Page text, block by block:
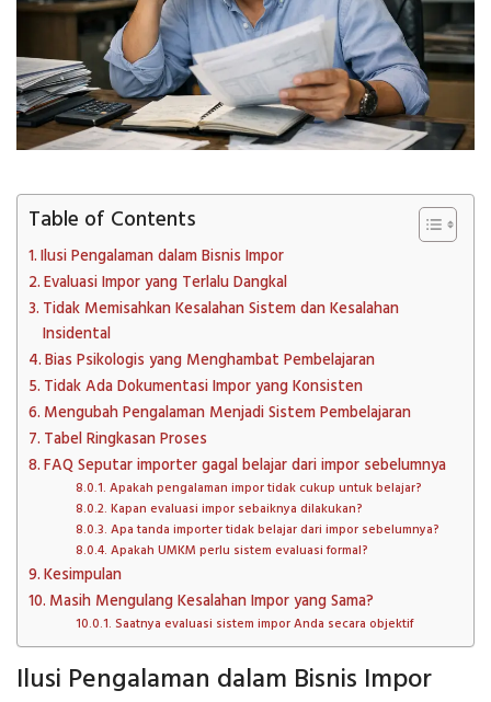
Table of Contents
Ilusi Pengalaman dalam Bisnis Impor
Evaluasi Impor yang Terlalu Dangkal
Tidak Memisahkan Kesalahan Sistem dan Kesalahan
Insidental
Bias Psikologis yang Menghambat Pembelajaran
Tidak Ada Dokumentasi Impor yang Konsisten
Mengubah Pengalaman Menjadi Sistem Pembelajaran
Tabel Ringkasan Proses
FAQ Seputar importer gagal belajar dari impor sebelumnya
Apakah pengalaman impor tidak cukup untuk belajar?
Kapan evaluasi impor sebaiknya dilakukan?
Apa tanda importer tidak belajar dari impor sebelumnya?
Apakah UMKM perlu sistem evaluasi formal?
Kesimpulan
Masih Mengulang Kesalahan Impor yang Sama?
Saatnya evaluasi sistem impor Anda secara objektif
Ilusi Pengalaman dalam Bisnis Impor